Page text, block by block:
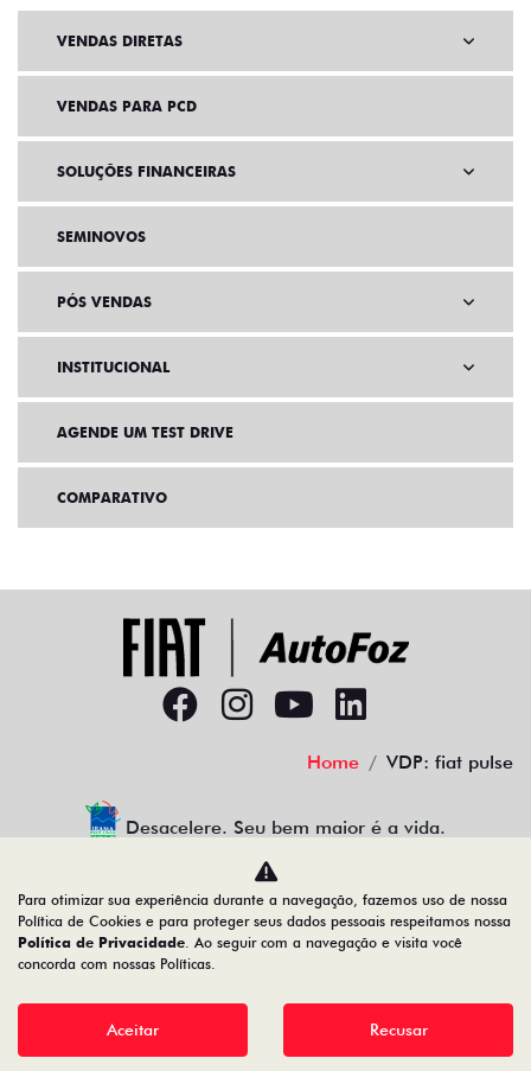
VENDAS DIRETAS
VENDAS PARA PCD
SOLUÇÕES FINANCEIRAS
SEMINOVOS
PÓS VENDAS
INSTITUCIONAL
AGENDE UM TEST DRIVE
COMPARATIVO
Home VDP: fiat pulse
Desacelere. Seu bem maior é a vida.
AUTOFOZ VEICULOS LTDA
77.307.650/0001-09
Desenvolvido pela DEALERSPACE ® Direitos Reservados.
Para otimizar sua experiência durante a navegação, fazemos uso de nossa
Política de Cookies e para proteger seus dados pessoais respeitamos nossa
Política de Privacidade. Ao seguir com a navegação e visita você
concorda com nossas Políticas.
Aceitar Recusar